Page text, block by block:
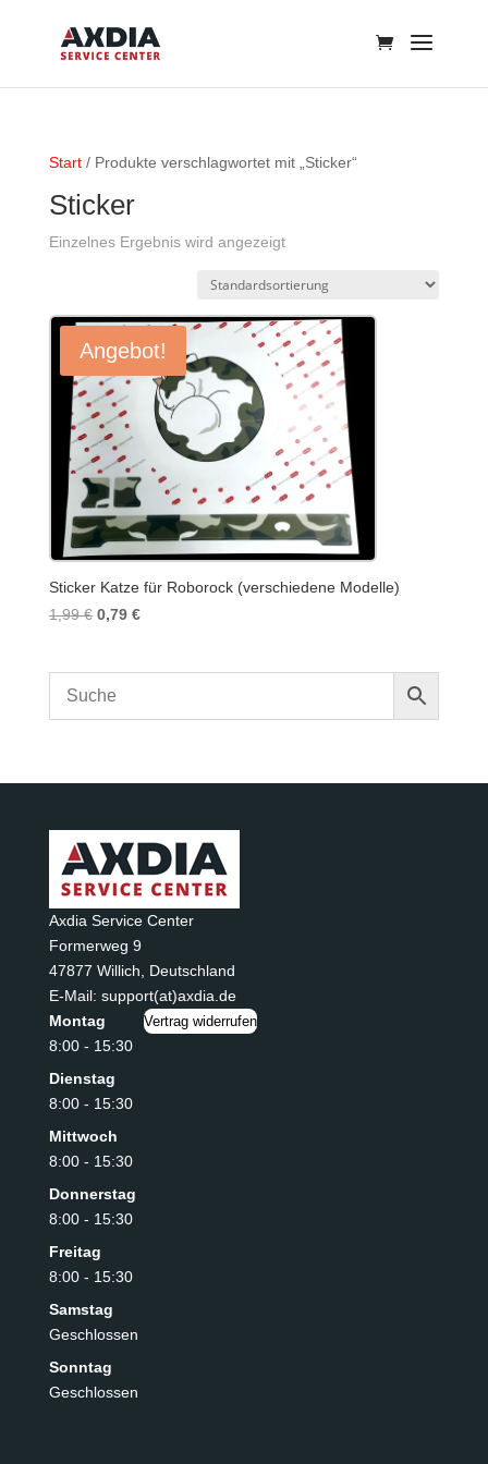
Start/ Produkte verschlagwortet mit „Sticker“
Sticker
Einzelnes Ergebnis wird angezeigt
Angebot!
Sticker Katze für Roborock (verschiedene Modelle)
1,99€ Ursprünglicher
1,99 €
0,79 €Aktueller
Axdia Service Center
Formerweg 9
47877 Willich
Deutschland
E-Mail: support(at)axdia.de
Montag
8:00 - 15:30
Dienstag
8:00 - 15:30
Mittwoch
8:00 - 15:30
Donnerstag
8:00 - 15:30
Freitag
8:00 - 15:30
Samstag
Geschlossen
Sonntag
Geschlossen
Vertrag widerrufen